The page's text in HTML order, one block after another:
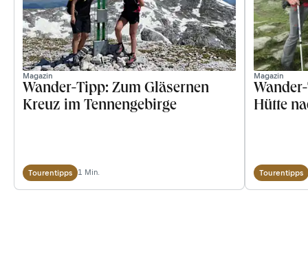
Magazin
Wander-Tipp: Zum Gläsernen
Kreuz im Tennengebirge
Tourentipps 1 Min.
Magazin
Hütte
Tourentipps